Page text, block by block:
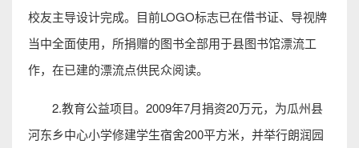
校友主导设计完成。目前LOGO标志已在借书证、导视牌
当中全面使用，所捐赠的图书全部用于县图书馆漂流工
作，在已建的漂流点供民众阅读。
2.教育公益项目。2009年7月捐资20万元，为瓜州县
河东乡中心小学修建学生宿舍200平方米，并举行朗润园